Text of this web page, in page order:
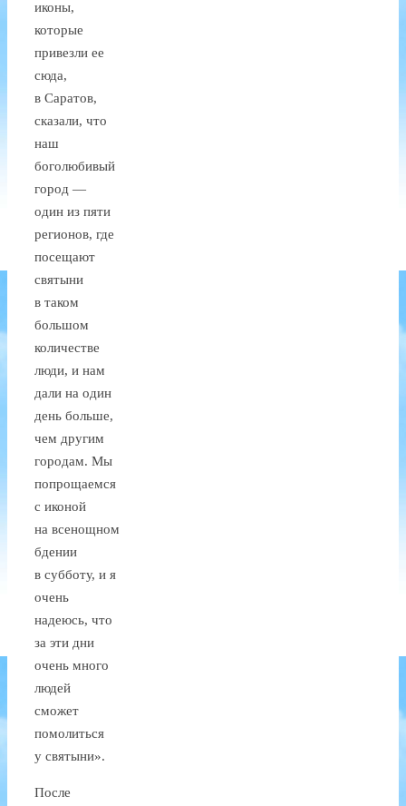
иконы,
которые
привезли ее
сюда,
в Саратов,
сказали, что
наш
боголюбивый
город —
один из пяти
регионов, где
посещают
святыни
в таком
большом
количестве
люди, и нам
дали на один
день больше,
чем другим
городам. Мы
попрощаемся
с иконой
на всенощном
бдении
в субботу, и я
очень
надеюсь, что
за эти дни
очень много
людей
сможет
помолиться
у святыни».
После